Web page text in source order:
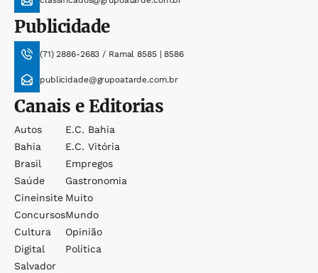
Publicidade
(71) 2886-2683 / Ramal 8585 | 8586
publicidade@grupoatarde.com.br
Canais e Editorias
Autos
Bahia
Brasil
Saúde
Cineinsite
Concursos
Cultura
Digital
Salvador
E.c. Bahia
E.c. Vitória
Empregos
Gastronomia
Muito
Mundo
Opinião
Política